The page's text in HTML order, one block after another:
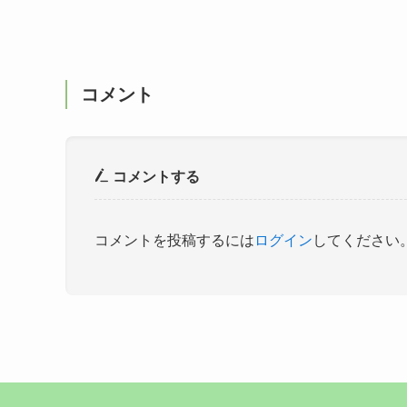
コメント
コメントする
コメントを投稿するには ログイン してください